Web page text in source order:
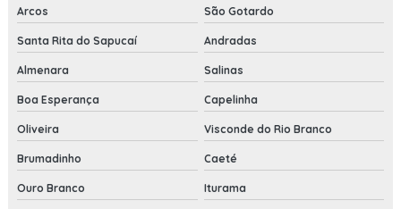
Arcos São Gotardo
Santa Rita do Sapucaí Andradas
Almenara Salinas
Boa Esperança Capelinha
Oliveira Visconde do Rio Branco
Brumadinho Caeté
Ouro Branco Iturama